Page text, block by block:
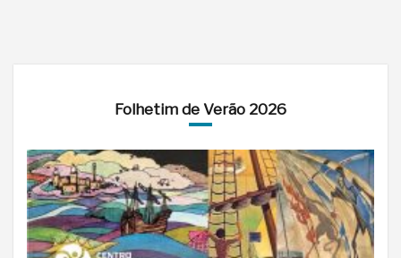
Folhetim de Verão 2026